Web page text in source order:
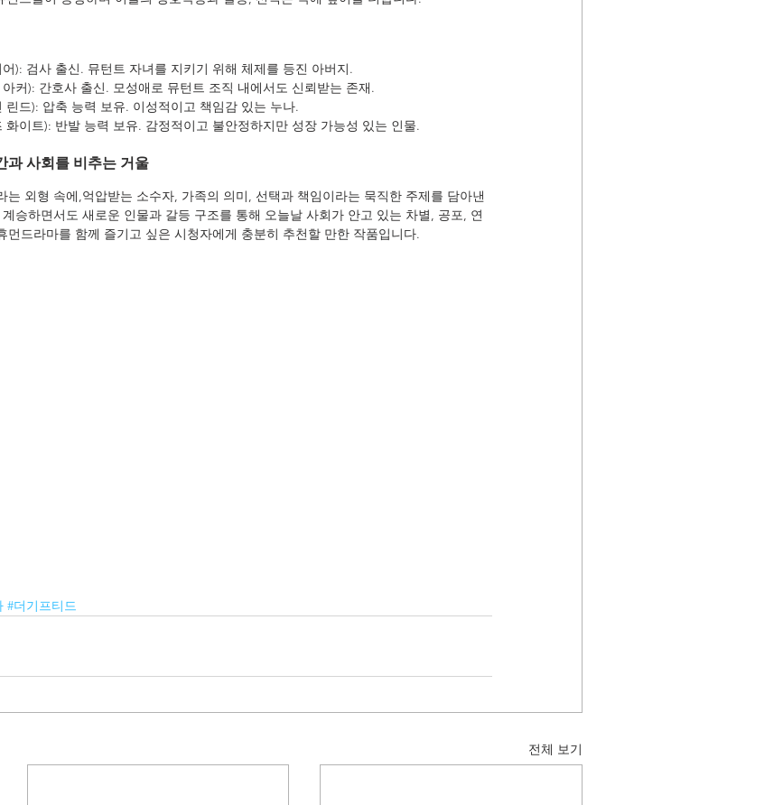
): 검사 출신. 뮤턴트 자녀를 지키기 위해 체제를 등진 아버지.
커): 간호사 출신. 모성애로 뮤턴트 조직 내에서도 신뢰받는 존재.
린드): 압축 능력 보유. 이성적이고 책임감 있는 누나.
화이트): 반발 능력 보유. 감정적이고 불안정하지만 성장 가능성 있는 인물.
과 사회를 비추는 거울
는 외형 속에,억압받는 소수자, 가족의 의미, 선택과 책임이라는 묵직한 주제를 담아낸
승하면서도 새로운 인물과 갈등 구조를 통해 오늘날 사회가 안고 있는 차별, 공포, 연
먼드라마를 함께 즐기고 싶은 시청자에게 충분히 추천할 만한 작품입니다.
#더기프티드
전체 보기